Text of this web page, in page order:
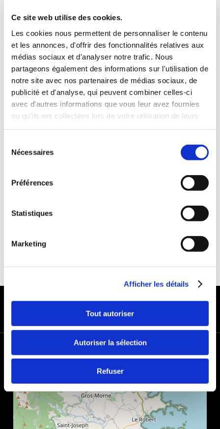
Ce site web utilise des cookies.
Les cookies nous permettent de personnaliser le contenu
et les annonces, d'offrir des fonctionnalités relatives aux
médias sociaux et d'analyser notre trafic. Nous
partageons également des informations sur l'utilisation de
notre site avec nos partenaires de médias sociaux, de
publicité et d'analyse, qui peuvent combiner celles-ci
avec d'autres informations que vous leur avez fournies
ou qu'ils ont collectées lors de votre utilisation de leurs
Nécessaires
Préférences
Statistiques
Marketing
Afficher les détails
Tout autoriser
Autoriser la sélection
Refuser
INCLUS À LA LOCATION
Killométrage illimité
Assurance tous risques (hors franchise)
Carburant : plein à rendre plein
CONDITIONS DE LOCATION
ASSURANCE
Franchise :1000 €